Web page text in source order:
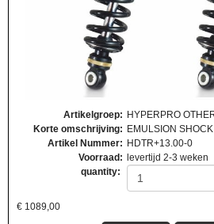
Artikelgroep: HYPERPRO
Korte omschrijving: EMULSION SHOCK
Artikel Nummer: HDTR+13.00-0
Voorraad :
levertijd 2-3 weken
quantity:
€ 1089,00